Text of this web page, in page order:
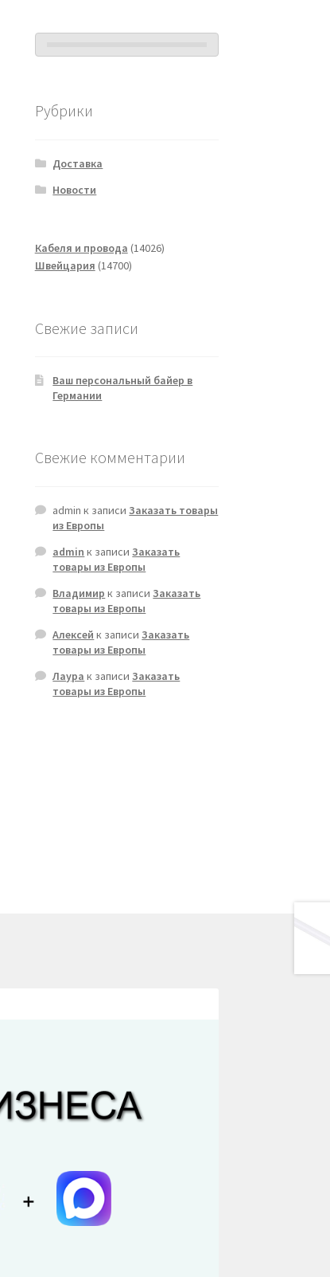
Рубрики
Доставка
Новости
Кабеля и провода 1402614026
Швейцария 1470014700
Свежие записи
Ваш персональный байер в
Германии
Свежие комментарии
admin к записиЗаказать товары
из Европы
admin к записиЗаказать
товары из Европы
Владимир к записиЗаказать
товары из Европы
Алексей к записиЗаказать
товары из Европы
Лаура к записиЗаказать
товары из Европы